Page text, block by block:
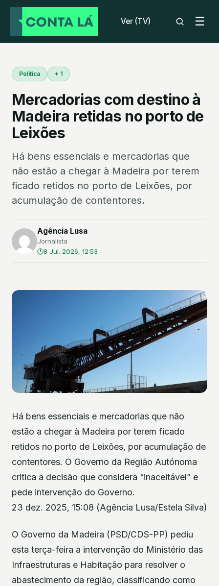
Ver (TV) ☰
Política + 1
Mercadorias com destino à
Madeira retidas no porto de
Leixões
Há bens essenciais e mercadorias que
não estão a chegar à Madeira por terem
ficado retidos no porto de Leixões, por
acumulação de contentores.
Agência Lusa
Jornalista
8 Jul. 2026, 12:53
Há bens essenciais e mercadorias que não
estão a chegar à Madeira por terem ficado
retidos no porto de Leixões, por acumulação de
contentores. O Governo da Região Autónoma
critica a decisão que considera “inaceitável” e
pede intervenção do Governo.
23 dez. 2025, 15:08 (Agência Lusa/Estela Silva)
O Governo da Madeira (PSD/CDS-PP) pediu
esta terça-feira a intervenção do Ministério das
Infraestruturas e Habitação para resolver o
abastecimento da região, classificando como